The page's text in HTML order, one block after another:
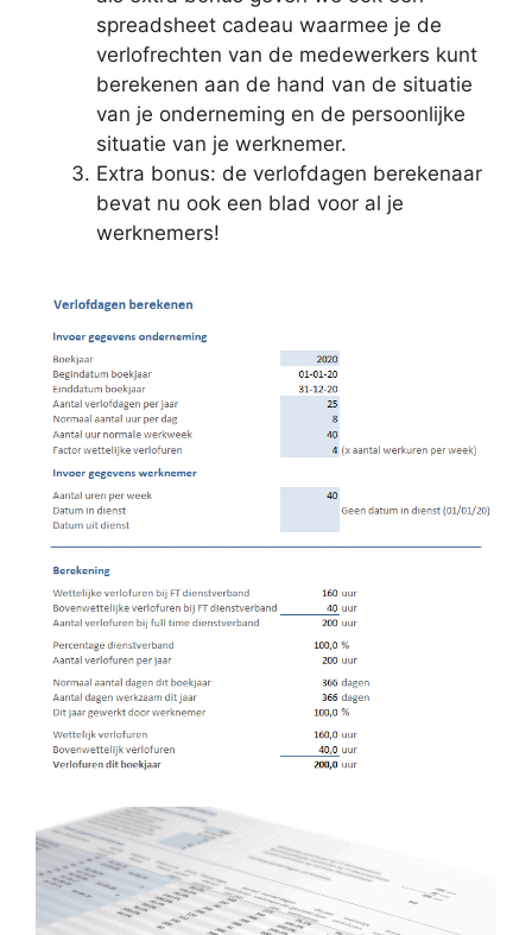
spreadsheet cadeau waarmee je de
verlofrechten van de medewerkers kunt
berekenen aan de hand van de situatie
van je onderneming en de persoonlijke
situatie van je werknemer.
Extra bonus: de verlofdagen berekenaar
bevat nu ook een blad voor al je
werknemers!